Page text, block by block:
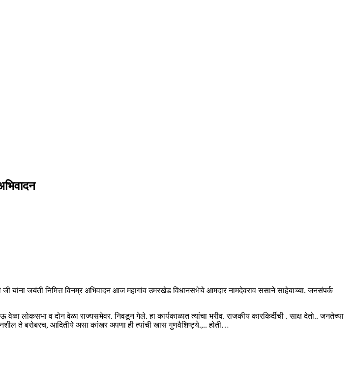
यांना जयंती निमित्त विनम्र अभिवादन आज महागांव उमरखेड विधानसभेचे आमदार नामदेवराव ससाने साहेबाच्या. जनसंपर्क
लोकसभा व दोन वेळा राज्यसभेवर. निवडून गेले. हा कार्यकाळात त्यांचा भरीव. राजकीय कारकिर्दीची . साक्ष देतो.. जनतेच्या
ते बरोबरच, आदितीये असा कांखर अपणा ही त्यांची खास गुणवैशिष्ट्ये.,.. होती…